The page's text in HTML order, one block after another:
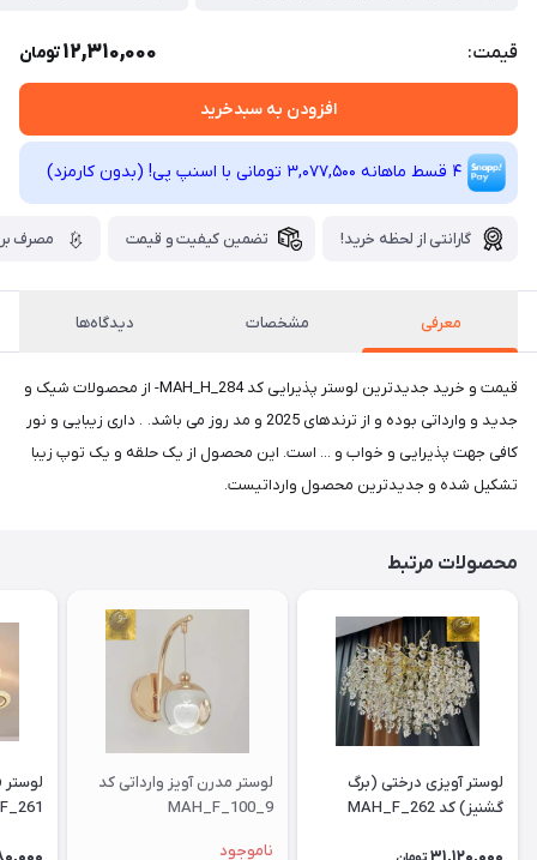
قیمت: 12,310,000تومان
افزودن به سبدخرید
4 قسط ماهانه 3,077,500 تومانی با اسنپ ‌پی! (بدون کارمزد)
گارانتی از لحظه خرید! تضمین کیفیت و قیمت مصرف
معرفی مشخصات دیدگاه‌ها
قیمت و خرید جدیدترین لوستر پذیرایی کد MAH_H_284- از محصولات شیک و
جدید و وارداتی بوده و از ترندهای 2025 و مد روز می باشد. . داری زیبایی و نور
کافی جهت پذیرایی و خواب و ... است. این محصول از یک حلقه و یک توپ زیبا
تشکیل شده و جدیدترین محصول وارداتیست.
محصولات مرتبط
لوستر آویزی درختی (برگ
گشنیز) کد MAH_F_262
لوستر مدرن آویز وارداتی کد
MAH_F_100_9
ناموجود